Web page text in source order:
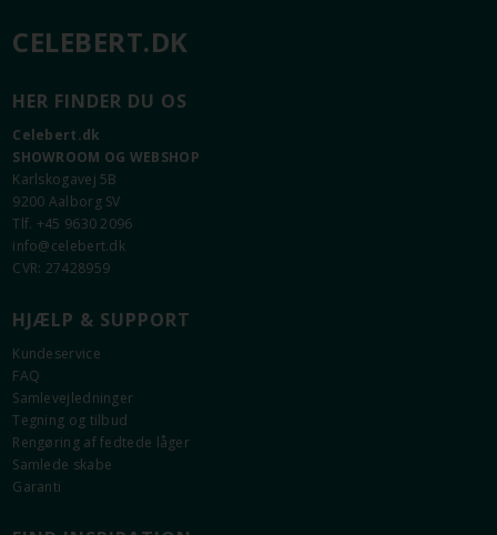
CELEBERT.DK
HER FINDER DU OS
Celebert.dk
SHOWROOM OG WEBSHOP
Karlskogavej 5B
9200 Aalborg SV
Tlf. +45 9630 2096
info@celebert.dk
CVR: 27428959
HJÆLP & SUPPORT
Kundeservice
FAQ
Samlevejledninger
Tegning og tilbud
Rengøring af fedtede låger
Samlede skabe
Garanti